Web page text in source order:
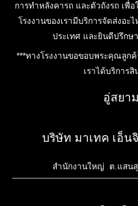
การทำหลังคารถ และตัวถังรถ เพื่
โรงงานของเรามีบริการจัดส่งอะ
ประเทศ และยินดีปรึกษ
***ทางโรงงานขอขอบพระคุณลูก
เราได้บริการ
อู่สยา
บริษัท มาเทค เอ็น
สำนักงานใหญ่ ต.แสนสุ